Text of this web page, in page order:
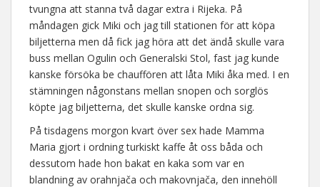
tvungna att stanna två dagar extra i Rijeka. På
måndagen gick Miki och jag till stationen för att köpa
biljetterna men då fick jag höra att det ändå skulle vara
buss mellan Ogulin och Generalski Stol, fast jag kunde
kanske försöka be chauffören att låta Miki åka med. I en
stämningen någonstans mellan snopen och sorglös
köpte jag biljetterna, det skulle kanske ordna sig.
På tisdagens morgon kvart över sex hade Mamma
Maria gjort i ordning turkiskt kaffe åt oss båda och
dessutom hade hon bakat en kaka som var en
blandning av orahnjača och makovnjača, den innehöll